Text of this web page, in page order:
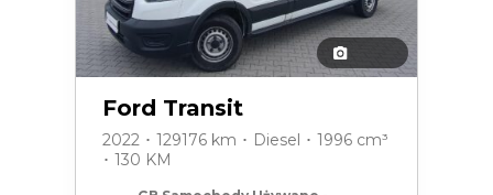
Ford Transit
2022 ･ 129176 km ･ Diesel ･ 1996 cm³
･ 130 KM